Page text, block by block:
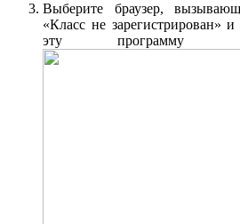
Выберите браузер,
«Класс не зарегистрирован»
эту программу